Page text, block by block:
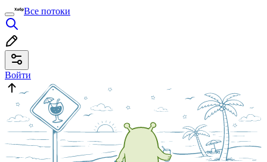
Все потоки
Войти